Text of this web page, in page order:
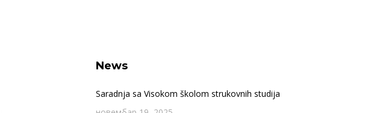
News
Saradnja sa Visokom školom strukovnih studija